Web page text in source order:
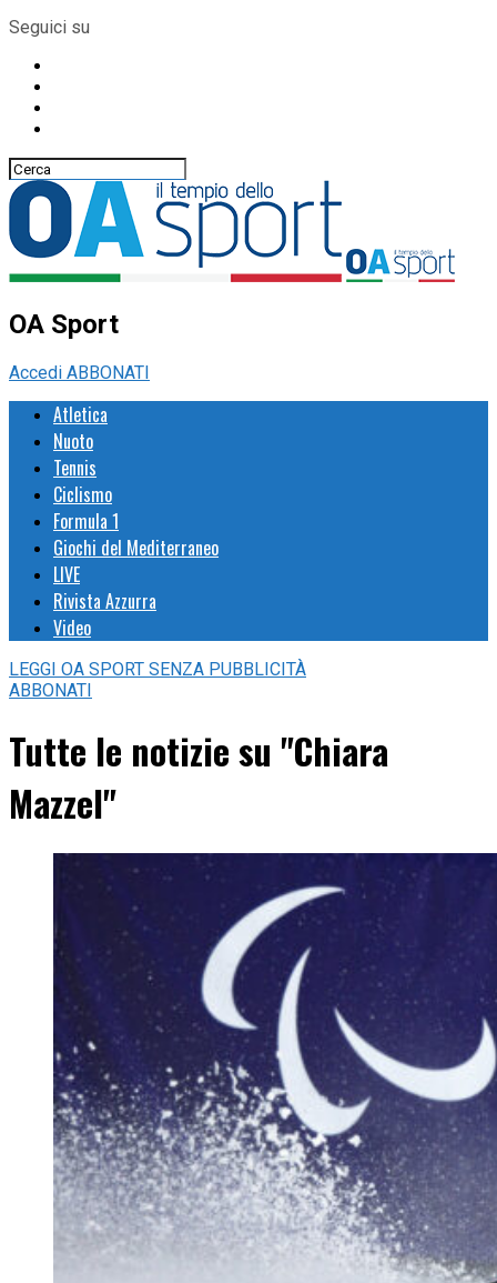
Seguici su
OA Sport
Accedi ABBONATI
Atletica
Nuoto
Tennis
Ciclismo
Formula 1
Giochi del Mediterraneo
LIVE
Rivista Azzurra
Video
LEGGI OA SPORT SENZA PUBBLICITÀ
ABBONATI
Tutte le notizie su "Chiara
Mazzel"